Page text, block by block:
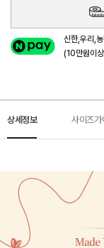
신한,우리,
(10만원이
상세정보 사이즈가